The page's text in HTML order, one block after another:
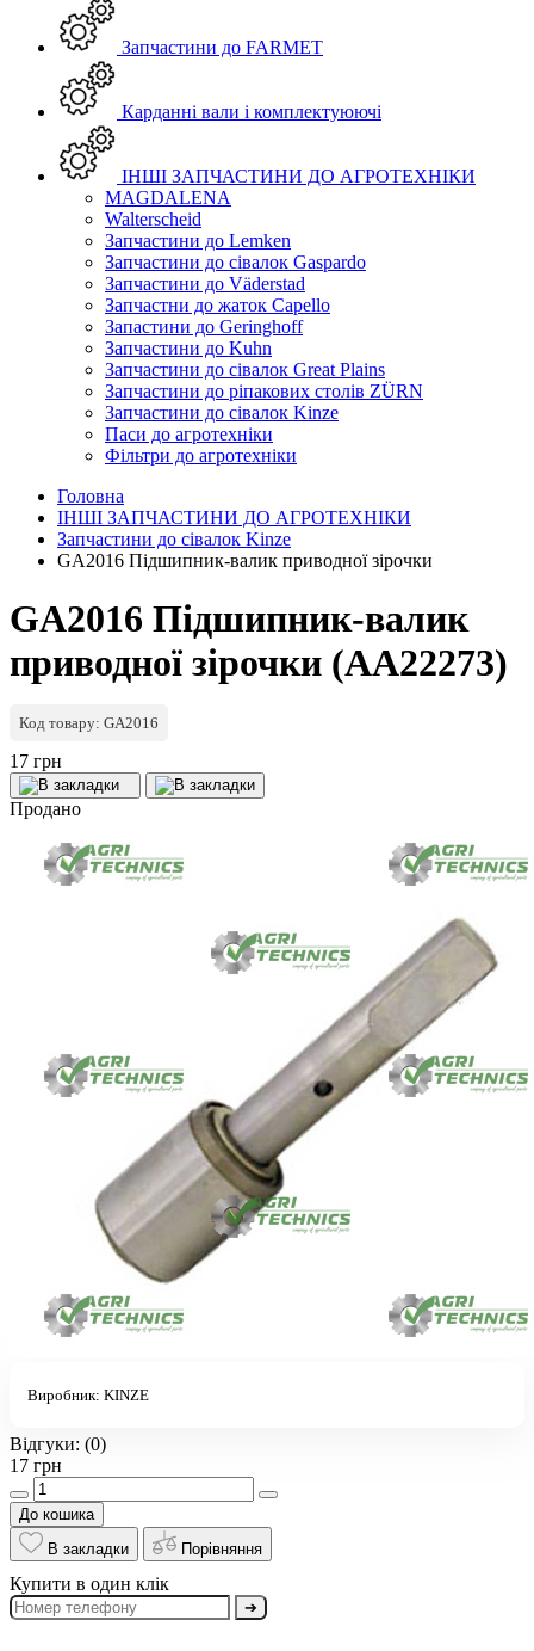
Запчастини до FARMET
Карданні вали і комплектуюючі
ІНШІ ЗАПЧАСТИНИ ДО АГРОТЕХНІКИ
MAGDALENA
Walterscheid
Запчастини до Lemken
Запчастини до сівалок Gaspardo
Запчастини до Väderstad
Запчастни до жаток Capello
Запастини до Geringhoff
Запчастини до Kuhn
Запчастини до сівалок Great Plains
Запчастини до ріпакових столів ZÜRN
Запчастини до сівалок Kinze
Паси до агротехніки
Фільтри до агротехніки
Головна
ІНШІ ЗАПЧАСТИНИ ДО АГРОТЕХНІКИ
Запчастини до сівалок Kinze
GA2016 Підшипник-валик приводної зірочки
GA2016 Підшипник-валик
приводної зірочки (AA22273)
Код товару: GA2016
17 грн
Продано
Виробник: KINZE
Відгуки: (0)
17 грн
До кошика
В закладки
Порівняння
Купити в один клік
➔